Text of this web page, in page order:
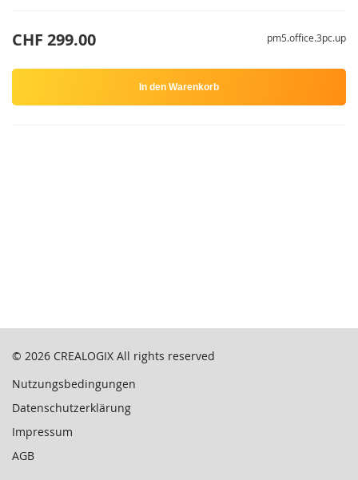
CHF 299.00 pm5.office.3pc.up
In den Warenkorb
© 2026 CREALOGIX All rights reserved
Nutzungsbedingungen
Datenschutzerklärung
Impressum
AGB